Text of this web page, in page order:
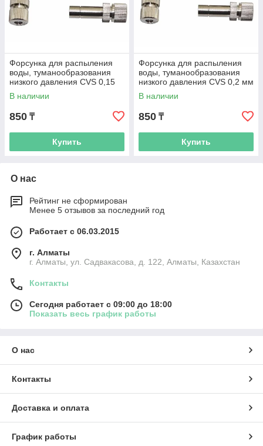
Форсунка для распыления
воды, туманообразования
низкого давления CVS 0,15
мм
В наличии
850 ₸
Купить
Форсунка для распыления
воды, туманообразования
низкого давления CVS 0,2 мм
В наличии
850 ₸
Купить
О нас
Рейтинг не сформирован
Менее 5 отзывов за последний год
Работает с 06.03.2015
г. Алматы
г. Алматы, ул. Садвакасова, д. 122, Алматы, Казахстан
Контакты
Сегодня работает с 09:00 до 18:00
Показать весь график работы
О нас
Контакты
Доставка и оплата
График работы